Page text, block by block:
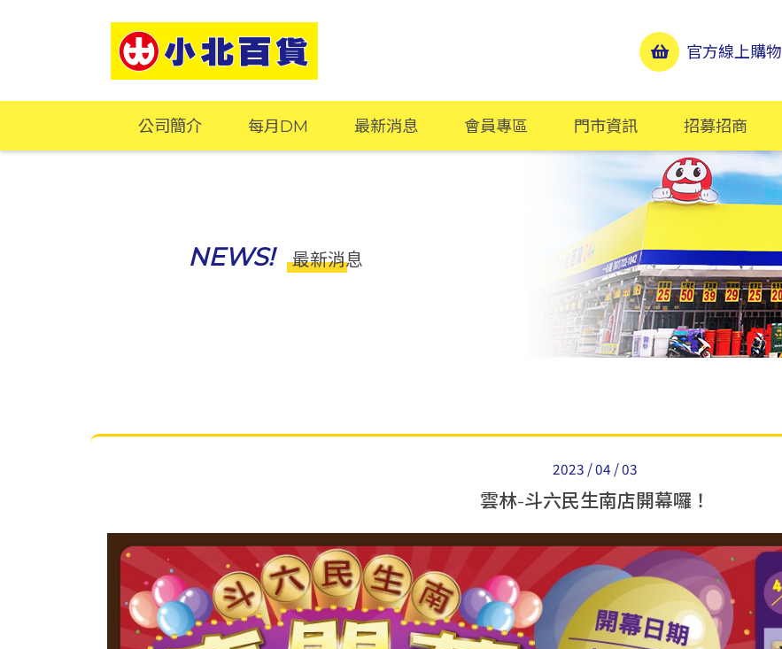
官方線上購物
公司簡介 每月DM 最新消息 會員專區 門市資訊 招募招商
NEWS! 最新消息
2023 / 04 / 03
雲林-斗六民生南店開幕囉！